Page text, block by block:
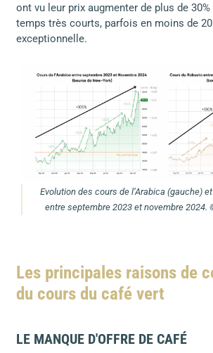
ont vu leur prix augmenter de plus de
temps très courts, parfois en moins de
exceptionnelle.
Evolution des cours de l’Arabica (gauche)
entre septembre 2023 et novembre 2024.
Les principales raisons de
du cours du café vert
LE MANQUE D'OFFRE DE CAFÉ